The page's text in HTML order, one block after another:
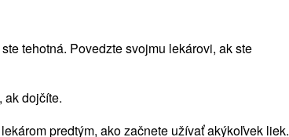
tehotná. Povedzte svojmu lekárovi, ak ste
ak dojčíte.
predtým, ako začnete užívať akýkoľvek liek.